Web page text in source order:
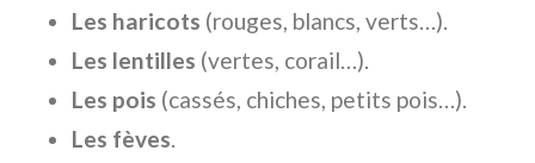
Les haricots (rouges, blancs, verts…).
Les lentilles (vertes, corail…).
Les pois (cassés, chiches, petits pois…).
Les fèves.